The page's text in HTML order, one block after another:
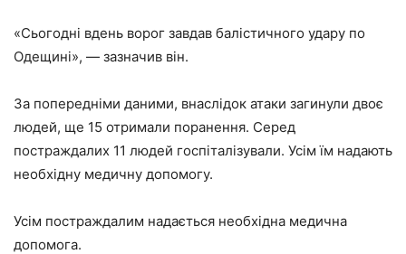
«Сьогодні вдень ворог завдав балістичного удару по
Одещині», — зазначив він.
За попередніми даними, внаслідок атаки загинули двоє
людей, ще 15 отримали поранення. Серед
постраждалих 11 людей госпіталізували. Усім їм надають
необхідну медичну допомогу.
Усім постраждалим надається необхідна медична
допомога.